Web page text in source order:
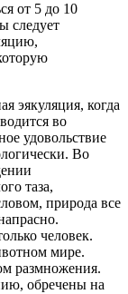
от 5 до 10
следует
эякуляция, когда
во
удовольствие
Во
таза,
природа все
человек.
мире.
размножения.
обречены на